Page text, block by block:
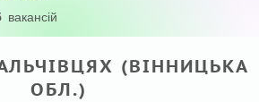
вакансій
(ВІННИЦЬКА
ОБЛ.)